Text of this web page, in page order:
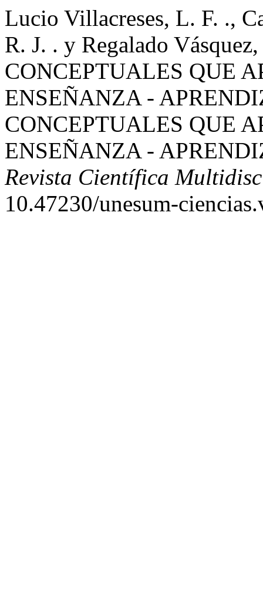
Lucio Villacreses, L. F. .,
R. J. . y Regalado
CONCEPTUALES QUE
ENSEÑANZA -
CONCEPTUALES QUE
ENSEÑANZA -
Revista Científica
10.47230/unesum-